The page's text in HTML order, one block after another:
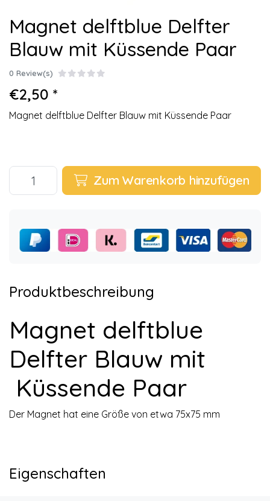
Magnet delftblue Delfter
Blauw mit Küssende Paar
0 Review(s)
€2,50 *
Magnet delftblue Delfter Blauw mit Küssende Paar
Zum Warenkorb hinzufügen
Produktbeschreibung
Magnet delftblue
Delfter Blauw mit
Küssende Paar
Der Magnet hat eine Größe von etwa 75x75 mm
Eigenschaften